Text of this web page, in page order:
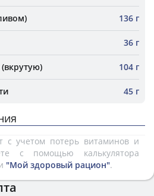
136 г
36 г
104 г
45 г
с учетом потерь витаминов и
с помощью калькулятора
"Мой здоровый рацион".